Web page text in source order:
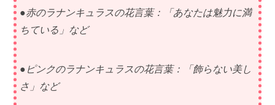
●赤のラナンキュラスの花言葉：「あなたは魅力に満
ちている」など
●ピンクのラナンキュラスの花言葉：「飾らない美し
さ」など